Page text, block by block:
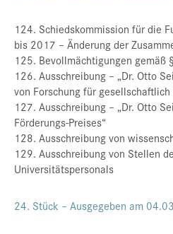
124. Schiedskommission für die
bis 2017 – Änderung der
125. Bevollmächtigungen gemäß
126. Ausschreibung – „Dr. Otto
von Forschung für
127. Ausschreibung – „Dr. Otto
Förderungs-Preises“
128. Ausschreibung von
129. Ausschreibung von Stellen
Universitätspersonals
24. Stück – Ausgegeben am